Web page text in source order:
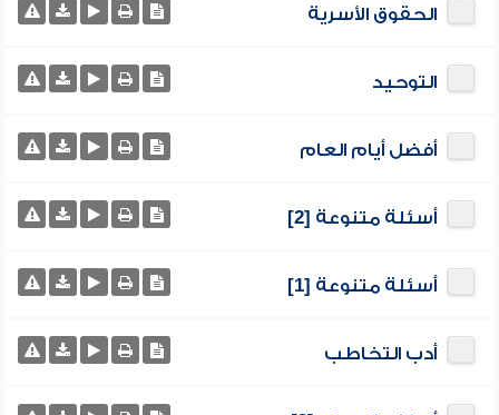
الحقوق الأسرية
التوحيد
أفضل أيام العام
أسئلة متنوعة [2]
أسئلة متنوعة [1]
أدب التخاطب